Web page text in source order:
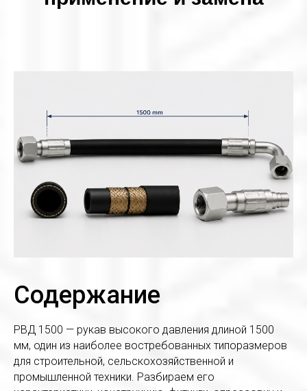
Содержание
РВД 1500 — рукав высокого давления длиной 1500
мм, один из наиболее востребованных типоразмеров
для строительной, сельскохозяйственной и
промышленной техники. Разбираем его